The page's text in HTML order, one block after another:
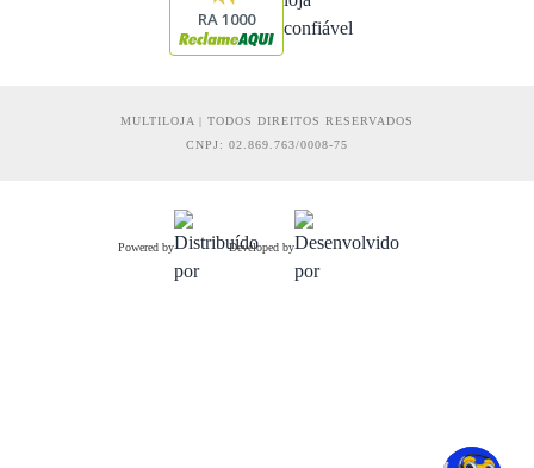
RA 1000
MULTILOJA | TODOS DIREITOS RESERVADOS
CNPJ: 02.869.763/0008-75
Powered by Developed by